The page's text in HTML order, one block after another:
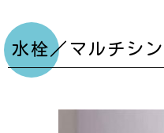
水栓／マルチシ